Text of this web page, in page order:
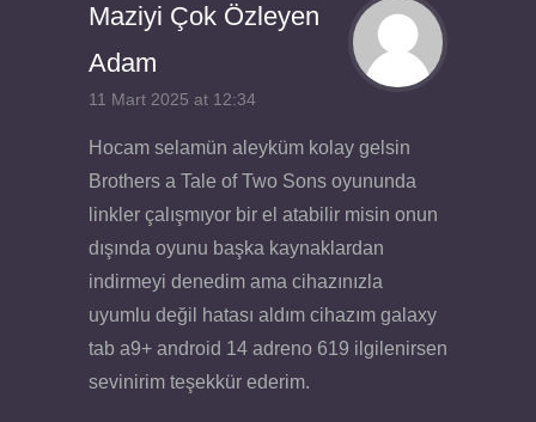
Maziyi Çok Özleyen
Adam
11 Mart 2025 at 12:34
Hocam selamün aleyküm kolay gelsin
Brothers a Tale of Two Sons oyununda
linkler çalışmıyor bir el atabilir misin onun
dışında oyunu başka kaynaklardan
indirmeyi denedim ama cihazınızla
uyumlu değil hatası aldım cihazım galaxy
tab a9+ android 14 adreno 619 ilgilenirsen
sevinirim teşekkür ederim.